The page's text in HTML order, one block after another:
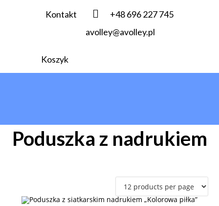
Kontakt
+48 696 227 745
avolley@avolley.pl
Koszyk
Poduszka z nadrukiem